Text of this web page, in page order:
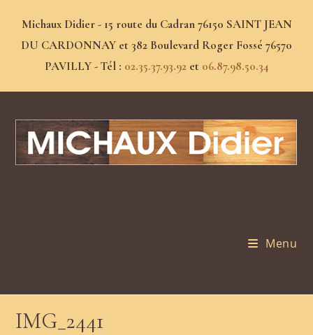
Michaux Didier - 15 route du Cadran 76150 SAINT JEAN
DU CARDONNAY et 382 Boulevard Roger Fossé 76570
PAVILLY - Tél : 02.35.37.93.92et 06.87.98.50.34
Menu
IMG_2441